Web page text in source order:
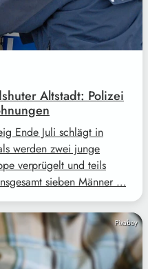
Altstadt: Polizei
Ende Juli schlägt in
werden zwei junge
verprügelt und teils
sieben Männer …
Pixabay